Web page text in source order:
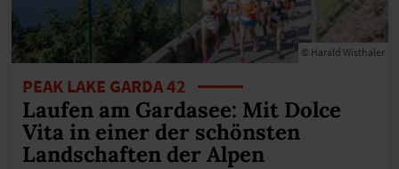
© Harald Wisthaler
PEAK LAKE GARDA 42
Laufen am Gardasee: Mit Dolce
Vita in einer der schönsten
Landschaften der Alpen